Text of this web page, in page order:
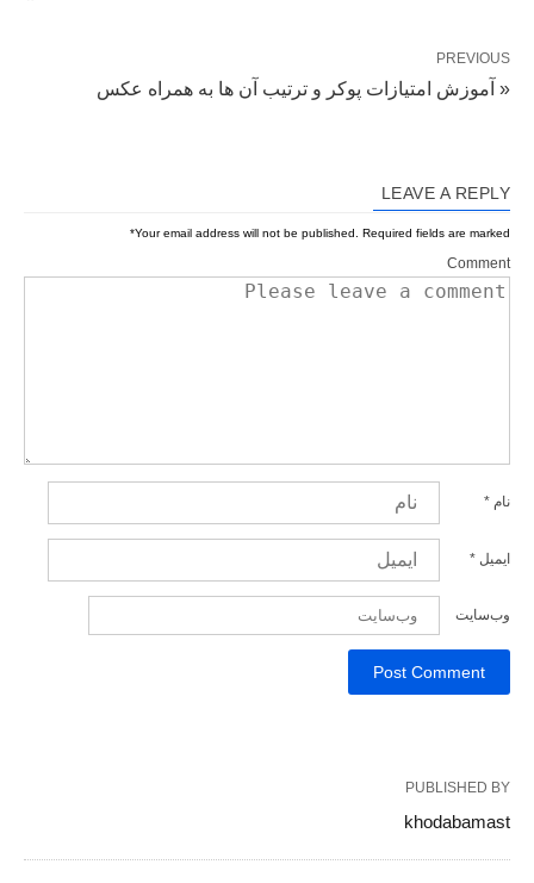
PREVIOUS
« آموزش امتیازات پوکر و ترتیب آن ها به همراه عکس
LEAVE A REPLY
Your email address will not be published. Required fields are marked
*
Comment
نام *
ایمیل *
وب‌سایت
PUBLISHED BY
khodabamast